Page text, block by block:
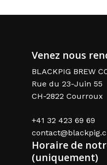
Venez nous
BLACKPIG BREW
Rue du 23-Juin 55
CH-2822 Courroux
+41 32 423 69 69
Horaire de
(uniquement)